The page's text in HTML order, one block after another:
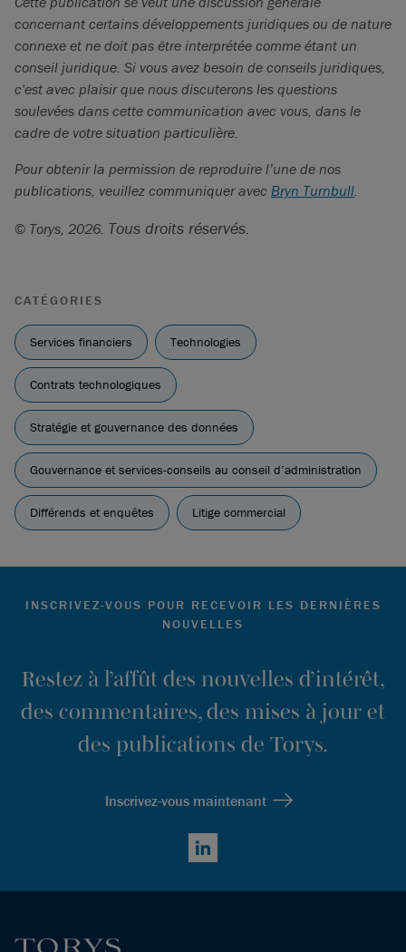
concernant certains développements juridiques ou de nature
connexe et ne doit pas être interprétée comme étant un
conseil juridique. Si vous avez besoin de conseils juridiques,
c'est avec plaisir que nous discuterons les questions
soulevées dans cette communication avec vous, dans le
cadre de votre situation particulière.
Pour obtenir la permission de reproduire l’une de nos
publications, veuillez communiquer avec Bryn Turnbull.
© Torys, 2026. Tous droits réservés.
CATÉGORIES
Services financiers Technologies
Contrats technologiques
Stratégie et gouvernance des données
Gouvernance et services-conseils au conseil d’administration
Différends et enquêtes Litige commercial
INSCRIVEZ-VOUS POUR RECEVOIR LES DERNIÈRES
NOUVELLES
Restez à l’affût des nouvelles d’intérêt,
des commentaires, des mises à jour et
des publications de Torys.
Inscrivez-vous maintenant
LinkedIn